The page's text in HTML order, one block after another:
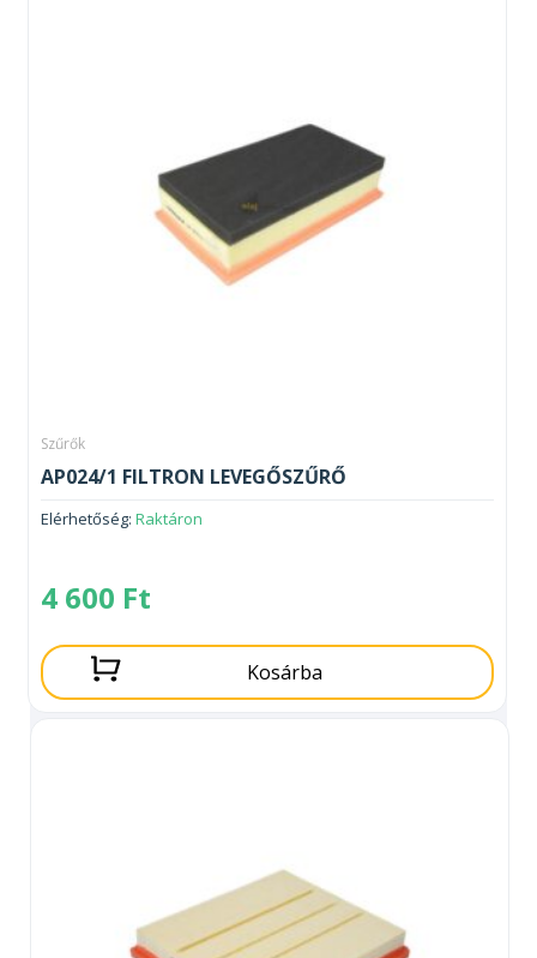
Szűrők
AP024/1 FILTRON LEVEGŐSZŰRŐ
Elérhetőség: Raktáron
4 600 Ft
Kosárba